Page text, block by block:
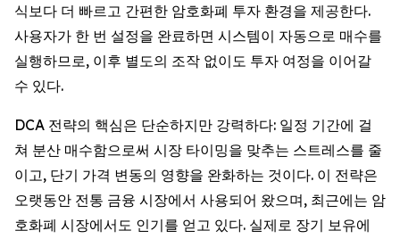
식보다 더 빠르고 간편한 암호화폐 투자 환경을 제공한다.
사용자가 한 번 설정을 완료하면 시스템이 자동으로 매수를
실행하므로, 이후 별도의 조작 없이도 투자 여정을 이어갈
수 있다.
DCA 전략의 핵심은 단순하지만 강력하다: 일정 기간에 걸
쳐 분산 매수함으로써 시장 타이밍을 맞추는 스트레스를 줄
이고, 단기 가격 변동의 영향을 완화하는 것이다. 이 전략은
오랫동안 전통 금융 시장에서 사용되어 왔으며, 최근에는 암
호화폐 시장에서도 인기를 얻고 있다. 실제로 장기 보유에